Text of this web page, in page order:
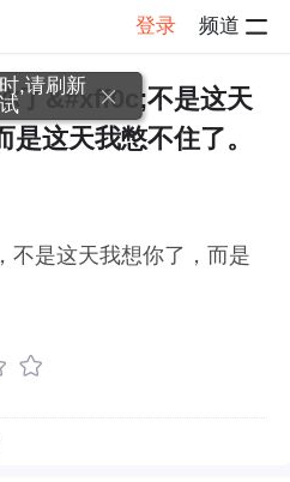
登录 频道
帖子详情
了&#xff0c;不是这天
这天我憋不住了。
不是这天我想你了，而是
,请刷新